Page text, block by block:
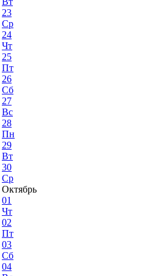
23
Ср
24
Чт
25
Пт
26
Сб
27
Вс
28
Пн
29
Вт
30
Ср
Октябрь
01
Чт
02
Пт
03
Сб
04